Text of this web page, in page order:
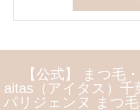
【公式】 まつ毛
aitas（アイタス）千
パリジェンヌ まつ